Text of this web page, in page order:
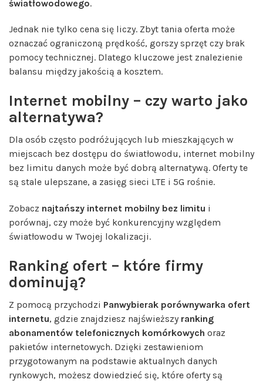
światłowodowego.
Jednak nie tylko cena się liczy. Zbyt tania oferta może
oznaczać ograniczoną prędkość, gorszy sprzęt czy brak
pomocy technicznej. Dlatego kluczowe jest znalezienie
balansu między jakością a kosztem.
Internet mobilny – czy warto jako
alternatywa?
Dla osób często podróżujących lub mieszkających w
miejscach bez dostępu do światłowodu, internet mobilny
bez limitu danych może być dobrą alternatywą. Oferty te
są stale ulepszane, a zasięg sieci LTE i 5G rośnie.
Zobacz najtańszy internet mobilny bez limitu i
porównaj, czy może być konkurencyjny względem
światłowodu w Twojej lokalizacji.
Ranking ofert – które firmy
dominują?
Z pomocą przychodzi Panwybierak porównywarka ofert
internetu, gdzie znajdziesz najświeższy ranking
abonamentów telefonicznych komórkowych oraz
pakietów internetowych. Dzięki zestawieniom
przygotowanym na podstawie aktualnych danych
rynkowych, możesz dowiedzieć się, które oferty są